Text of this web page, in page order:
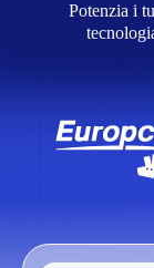
Potenzia i